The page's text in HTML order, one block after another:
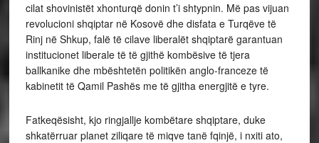
cilat shovinistët xhonturqë donin t’i shtypnin. Më pas vijuan
revolucioni shqiptar në Kosovë dhe disfata e Turqëve të
Rinj në Shkup, falë të cilave liberalët shqiptarë garantuan
institucionet liberale të të gjithë kombësive të tjera
ballkanike dhe mbështetën politikën anglo-franceze të
kabinetit të Qamil Pashës me të gjitha energjitë e tyre.
Fatkeqësisht, kjo ringjallje kombëtare shqiptare, duke
shkatërruar planet ziliqare të miqve tanë fqinjë, i nxiti ato,